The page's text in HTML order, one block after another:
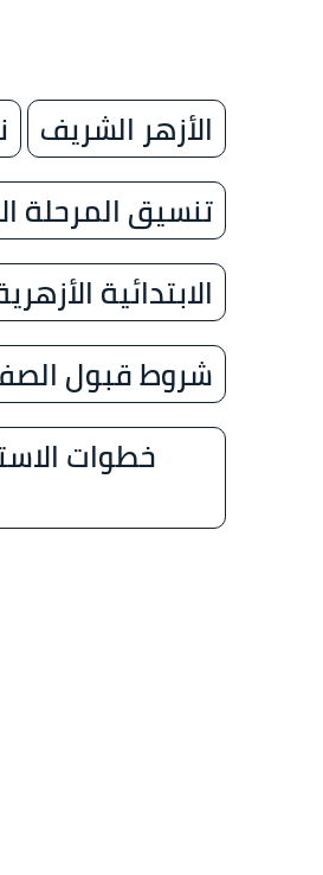
الأزهر الشريف
تنسيق المرحلة
الابتدائية الأزهرية 2025
شروط قبول الصف